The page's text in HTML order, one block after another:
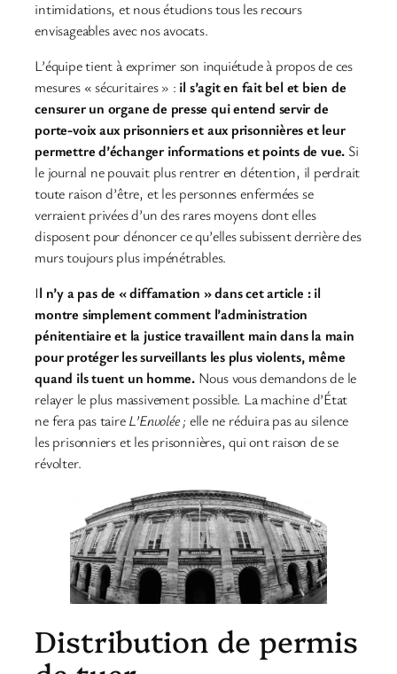
intimidations, et nous étudions tous les recours
envisageables avec nos avocats.
L’équipe tient à exprimer son inquiétude à propos de ces
mesures « sécuritaires » : il s’agit en fait bel et bien de
censurer un organe de presse qui entend servir de
porte-voix aux prisonniers et aux prisonnières et leur
permettre d’échanger informations et points de vue. Si
le journal ne pouvait plus rentrer en détention, il perdrait
toute raison d’être, et les personnes enfermées se
verraient privées d’un des rares moyens dont elles
disposent pour dénoncer ce qu’elles subissent derrière des
murs toujours plus impénétrables.
Il n’y a pas de « diffamation » dans cet article : il
montre simplement comment l’administration
pénitentiaire et la justice travaillent main dans la main
pour protéger les surveillants les plus violents, même
quand ils tuent un homme. Nous vous demandons de le
relayer le plus massivement possible. La machine d’État
ne fera pas taireL’Envolée ; elle ne réduira pas au silence
les prisonniers et les prisonnières, qui ont raison de se
révolter.
Distribution de permis